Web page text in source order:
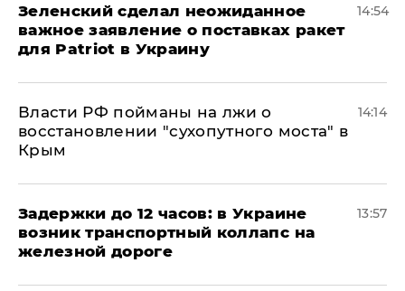
Зеленский сделал неожиданное
важное заявление о поставках ракет
для Patriot в Украину
14:54
Власти РФ пойманы на лжи о
восстановлении "сухопутного моста" в
Крым
14:14
Задержки до 12 часов: в Украине
возник транспортный коллапс на
железной дороге
13:57